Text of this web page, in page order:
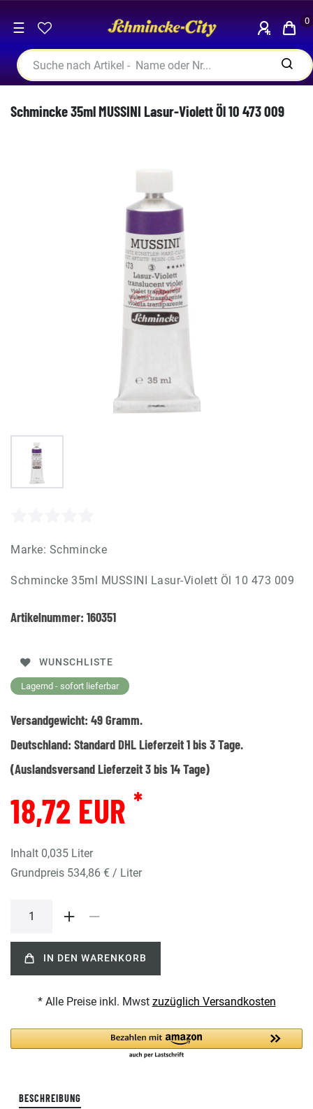
☰ 0
Schmincke 35ml MUSSINI Lasur-Violett Öl 10 473 009
Marke: Schmincke
Schmincke 35ml MUSSINI Lasur-Violett Öl 10 473 009
Artikelnummer: 160351
WUNSCHLISTE
Lagernd - sofort lieferbar
Versandgewicht: 49Gramm.
Deutschland: Standard DHL Lieferzeit 1 bis 3 Tage.
(Auslandsversand Lieferzeit 3 bis 14 Tage)
18,72 EUR *
Inhalt 0,035 Liter
Grundpreis 534,86 € / Liter
IN DEN WARENKORB
* Alle Preise inkl. Mwst zuzüglich Versandkosten
BESCHREIBUNG